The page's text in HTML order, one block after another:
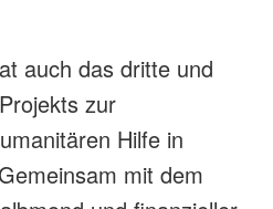
auch das dritte und
zur
Hilfe in
mit dem